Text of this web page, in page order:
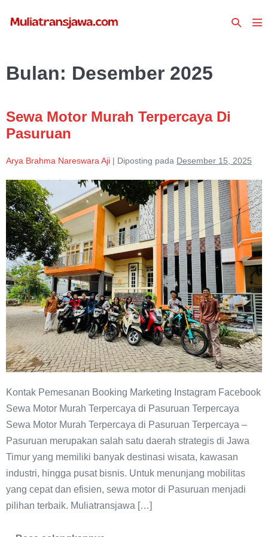
Toggle
Bulan: Desember 2025
Sewa Motor Murah Terpercaya Di
Pasuruan
Arya Brahma Nareswara Aji | Diposting pada Desember 15, 2025
Sewa
Motor
Murah
Terpercaya
Di
Pasuruan
Kontak Pemesanan Booking Marketing Instagram Facebook
Sewa Motor Murah Terpercaya di Pasuruan Terpercaya
Sewa Motor Murah Terpercaya di Pasuruan Terpercaya –
Pasuruan merupakan salah satu daerah strategis di Jawa
Timur yang memiliki banyak destinasi wisata, kawasan
industri, hingga pusat bisnis. Untuk menunjang mobilitas
yang cepat dan efisien, sewa motor di Pasuruan menjadi
pilihan terbaik. Muliatransjawa […]